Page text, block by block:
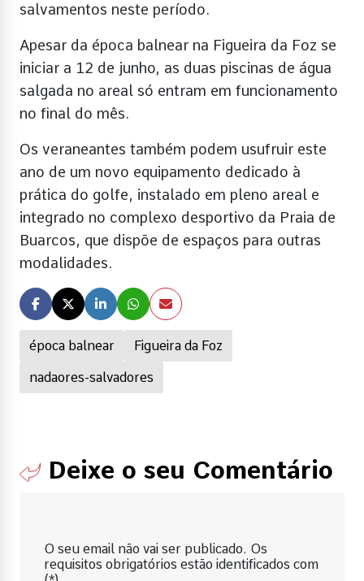
época balnear Figueira da Foz
nadaores-salvadores
salvamentos neste período.
Apesar da época balnear na Figueira da Foz se
iniciar a 12 de junho, as duas piscinas de água
salgada no areal só entram em funcionamento
no final do mês.
Os veraneantes também podem usufruir este
ano de um novo equipamento dedicado à
prática do golfe, instalado em pleno areal e
integrado no complexo desportivo da Praia de
Buarcos, que dispõe de espaços para outras
modalidades.
Deixe o seu Comentário
O seu email não vai ser publicado. Os
requisitos obrigatórios estão identificados com